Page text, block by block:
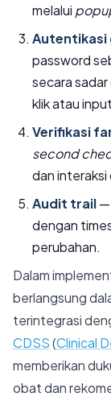
melalui
Autentikasi
password
secara
klik atau
Verifikasi
second
dan
Audit trail—
dengan
perubahan.
Dalam
berlangsung
terintegrasi
CDSS(Clinical
memberikan
obat dan